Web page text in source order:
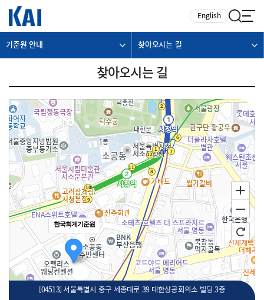
English
기준원 안내 찾아오시는 길
찾아오시는 길
한국회계기준원
[04513] 서울특별시 중구 세종대로 39 대한상공회의소 빌딩 3층